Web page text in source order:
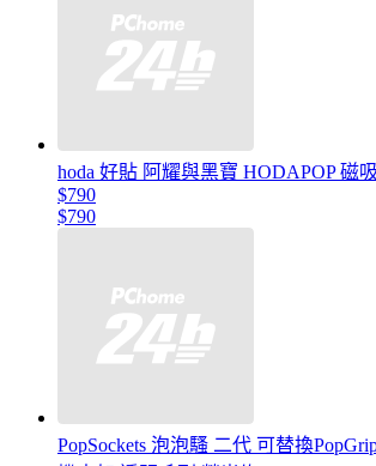
hoda 好貼 阿耀與黑寶 HODAPOP 磁
$790
$790
PopSockets 泡泡騷 二代 可替換